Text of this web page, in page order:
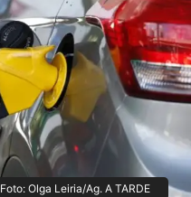
Foto: Olga Leiria/Ag. A TARDE